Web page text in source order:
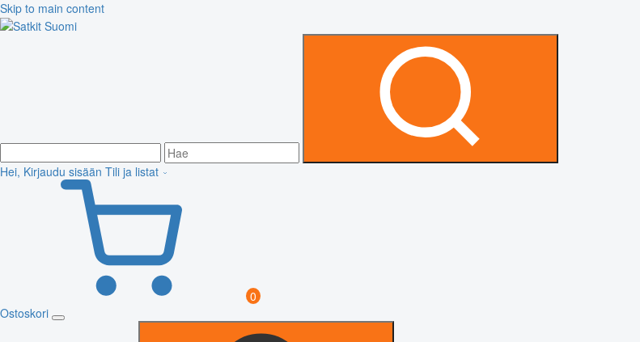
Skip to main content
Hei, Kirjaudu sisään Tili ja listat
0
Ostoskori